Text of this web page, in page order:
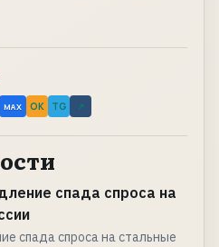
MAX OK TG ↗
спада спроса на
спада спроса на стальные